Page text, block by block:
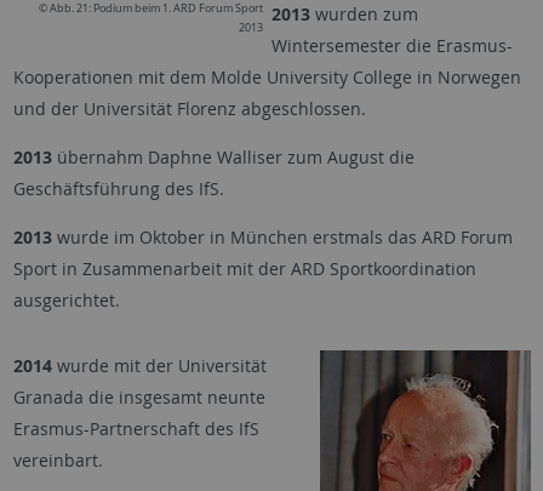
© Abb. 21: Podium beim 1. ARD Forum Sport
2013
2013 wurden zum
Wintersemester die Erasmus-
Kooperationen mit dem Molde University College in Norwegen
und der Universität Florenz abgeschlossen.
2013 übernahm Daphne Walliser zum August die
Geschäftsführung des IfS.
2013 wurde im Oktober in München erstmals das ARD Forum
Sport in Zusammenarbeit mit der ARD Sportkoordination
ausgerichtet.
2014 wurde mit der Universität
Granada die insgesamt neunte
Erasmus-Partnerschaft des IfS
vereinbart.